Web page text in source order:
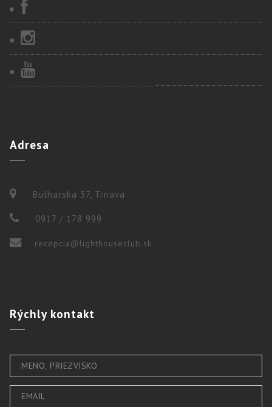
Adresa
Bulharska 37, Trnava
0917 / 178 999
recepcia@lighthouseclub.sk
Rýchlykontakt